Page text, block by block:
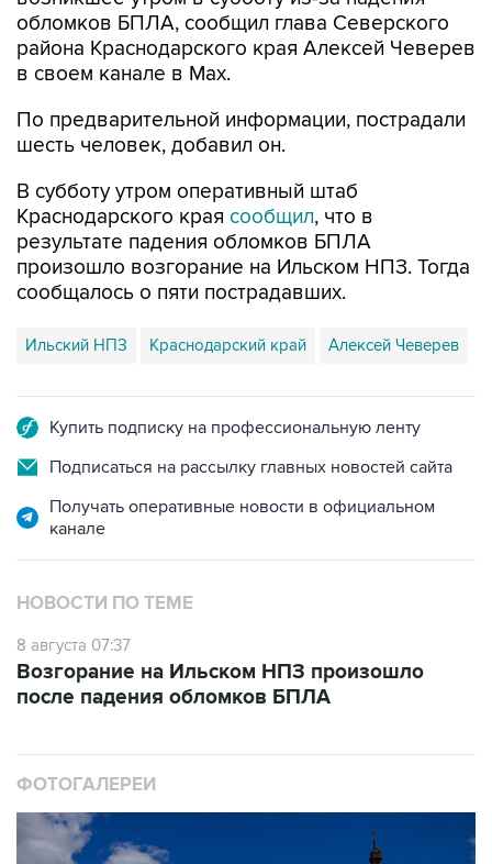
обломков БПЛА, сообщил глава Северского
района Краснодарского края Алексей Чеверев
в своем канале в Max.
По предварительной информации, пострадали
шесть человек, добавил он.
В субботу утром оперативный штаб
Краснодарского края сообщил, что в
результате падения обломков БПЛА
произошло возгорание на Ильском НПЗ. Тогда
сообщалось о пяти пострадавших.
Ильский НПЗ Краснодарский край Алексей Чеверев
Купить подписку на профессиональную ленту
Подписаться на рассылку главных новостей сайта
Получать оперативные новости в официальном
канале
НОВОСТИ ПО ТЕМЕ
8 августа 07:37
Возгорание на Ильском НПЗ произошло
после падения обломков БПЛА
ФОТОГАЛЕРЕИ